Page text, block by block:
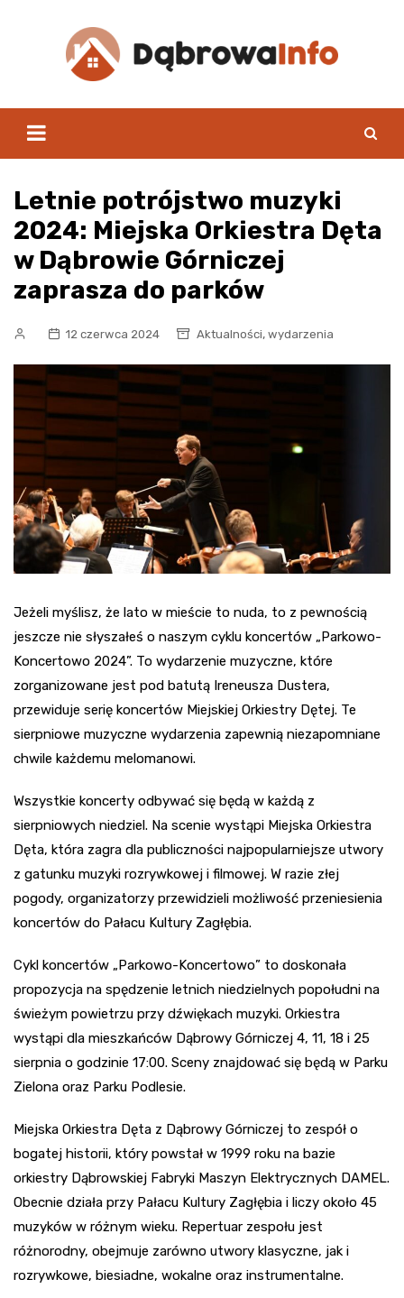
Letnie potrójstwo muzyki
2024: Miejska Orkiestra Dęta
w Dąbrowie Górniczej
zaprasza do parków
12 czerwca 2024 Aktualności, wydarzenia
Jeżeli myślisz, że lato w mieście to nuda, to z pewnością
jeszcze nie słyszałeś o naszym cyklu koncertów „Parkowo-
Koncertowo 2024”. To wydarzenie muzyczne, które
zorganizowane jest pod batutą Ireneusza Dustera,
przewiduje serię koncertów Miejskiej Orkiestry Dętej. Te
sierpniowe muzyczne wydarzenia zapewnią niezapomniane
chwile każdemu melomanowi.
Wszystkie koncerty odbywać się będą w każdą z
sierpniowych niedziel. Na scenie wystąpi Miejska Orkiestra
Dęta, która zagra dla publiczności najpopularniejsze utwory
z gatunku muzyki rozrywkowej i filmowej. W razie złej
pogody, organizatorzy przewidzieli możliwość przeniesienia
koncertów do Pałacu Kultury Zagłębia.
Cykl koncertów „Parkowo-Koncertowo” to doskonała
propozycja na spędzenie letnich niedzielnych popołudni na
świeżym powietrzu przy dźwiękach muzyki. Orkiestra
wystąpi dla mieszkańców Dąbrowy Górniczej 4, 11, 18 i 25
sierpnia o godzinie 17:00. Sceny znajdować się będą w Parku
Zielona oraz Parku Podlesie.
Miejska Orkiestra Dęta z Dąbrowy Górniczej to zespół o
bogatej historii, który powstał w 1999 roku na bazie
orkiestry Dąbrowskiej Fabryki Maszyn Elektrycznych DAMEL.
Obecnie działa przy Pałacu Kultury Zagłębia i liczy około 45
muzyków w różnym wieku. Repertuar zespołu jest
różnorodny, obejmuje zarówno utwory klasyczne, jak i
rozrywkowe, biesiadne, wokalne oraz instrumentalne.